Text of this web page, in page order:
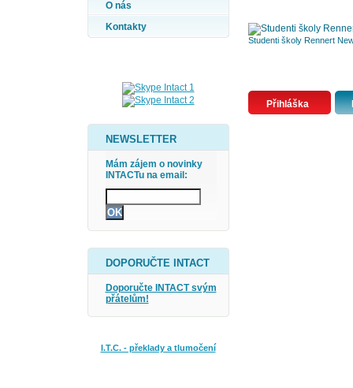
O nás
Kontakty
NEWSLETTER
Mám zájem o novinky
INTACTu na email:
DOPORUČTE INTACT
Doporučte INTACT svým
přátelům!
I.T.C. - překlady a tlumočení
Studenti školy Rennert
Přihláška